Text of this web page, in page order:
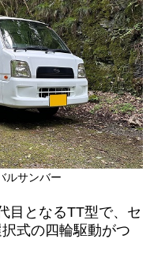
ルサンバー
目となるTT型で、セ
式の四輪駆動がつ